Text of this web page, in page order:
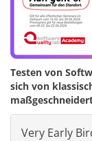
Testen von
sich von
Very Early